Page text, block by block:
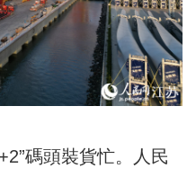
碼頭裝貨忙。人民